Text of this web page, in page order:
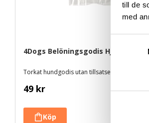
till de
med
4Dogs Belöningsgodis Hjort ca
Torkat hundgodis utan tillsatser, ursprung EU
49 kr